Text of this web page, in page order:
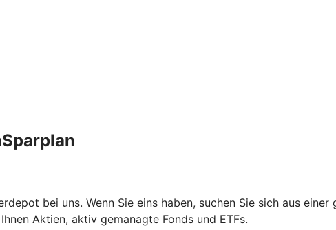
bei uns. Wenn Sie eins haben, suchen Sie sich aus
Aktien, aktiv gemanagte Fonds und ETFs.